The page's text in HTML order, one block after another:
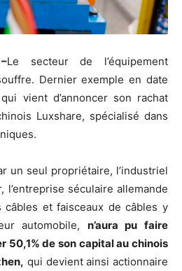
Le secteur de l’équipement
Dernier exemple en date
vient d’annoncer son rachat
Luxshare, spécialisé dans
un seul propriétaire, l’industriel
l’entreprise séculaire allemande
câbles et faisceaux de câbles y
automobile, n’aura pu faire
50,1% de son capital au chinois
qui devient ainsi actionnaire